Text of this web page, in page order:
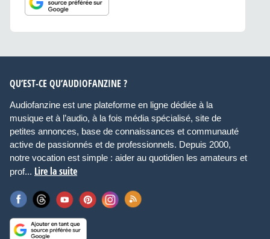
QU’EST-CE QU’AUDIOFANZINE ?
Audiofanzine est une plateforme en ligne dédiée à la
musique et à l’audio, à la fois média spécialisé, site de
petites annonces, base de connaissances et communauté
active de passionnés et de professionnels. Depuis 2000,
notre vocation est simple : aider au quotidien les amateurs et
prof... Lire la suite